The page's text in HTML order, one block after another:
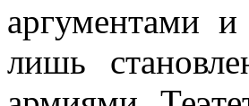
аргументами
лишь